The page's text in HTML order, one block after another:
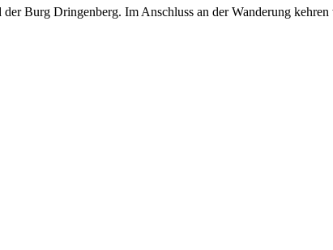
Burg Dringenberg. Im Anschluss an der Wanderung